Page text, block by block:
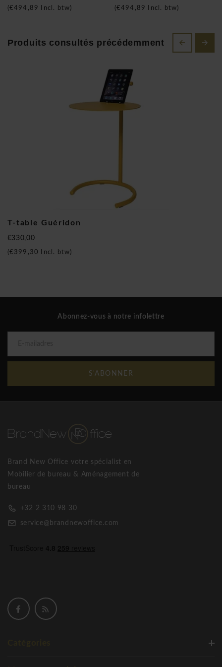
(€494,89 Incl. btw) (€494,89 Incl. btw)
Produits consultés précédemment
T-table Guéridon
€330,00
€399,30 Incl. btw)
Abonnez-vous à notre infolettre
S'ABONNER
Brand New Office votre spécialist en
Mobilier de bureau & Aménagement de
bureau
+32 2 310 98 30
service@brandnewoffice.com